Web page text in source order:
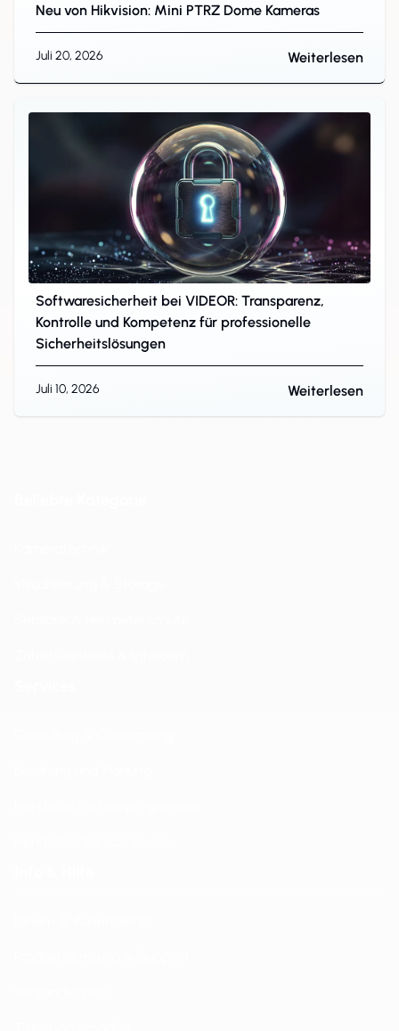
Neu von Hikvision: Mini PTRZ Dome Kameras
Juli 20, 2026 Weiterlesen
Softwaresicherheit bei VIDEOR: Transparenz,
Kontrolle und Kompetenz für professionelle
Sicherheitslösungen
Juli 10, 2026 Weiterlesen